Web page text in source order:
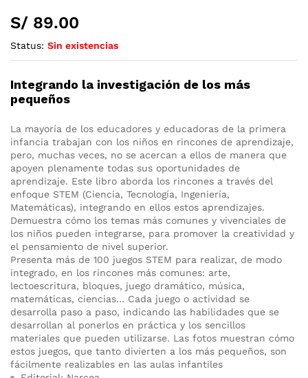
S/ 89.00
Status: Sin existencias
Integrando la investigación de los más
pequeños
La mayoría de los educadores y educadoras de la primera
infancia trabajan con los niños en rincones de aprendizaje,
pero, muchas veces, no se acercan a ellos de manera que
apoyen plenamente todas sus oportunidades de
aprendizaje. Este libro aborda los rincones a través del
enfoque STEM (Ciencia, Tecnología, Ingeniería,
Matemáticas), integrando en ellos estos aprendizajes.
Demuestra cómo los temas más comunes y vivenciales de
los niños pueden integrarse, para promover la creatividad y
el pensamiento de nivel superior.
Presenta más de 100 juegos STEM para realizar, de modo
integrado, en los rincones más comunes: arte,
lectoescritura, bloques, juego dramático, música,
matemáticas, ciencias… Cada juego o actividad se
desarrolla paso a paso, indicando las habilidades que se
desarrollan al ponerlos en práctica y los sencillos
materiales que pueden utilizarse. Las fotos muestran cómo
estos juegos, que tanto divierten a los más pequeños, son
fácilmente realizables en las aulas infantiles